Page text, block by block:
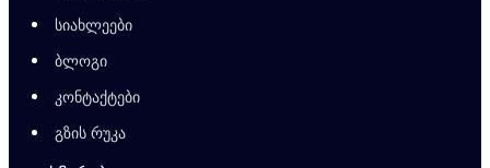
სიახლეები
ბლოგი
კონტაქტები
გზის რუკა